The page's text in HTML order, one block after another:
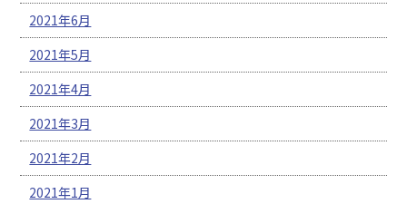
2021年6月
2021年5月
2021年4月
2021年3月
2021年2月
2021年1月